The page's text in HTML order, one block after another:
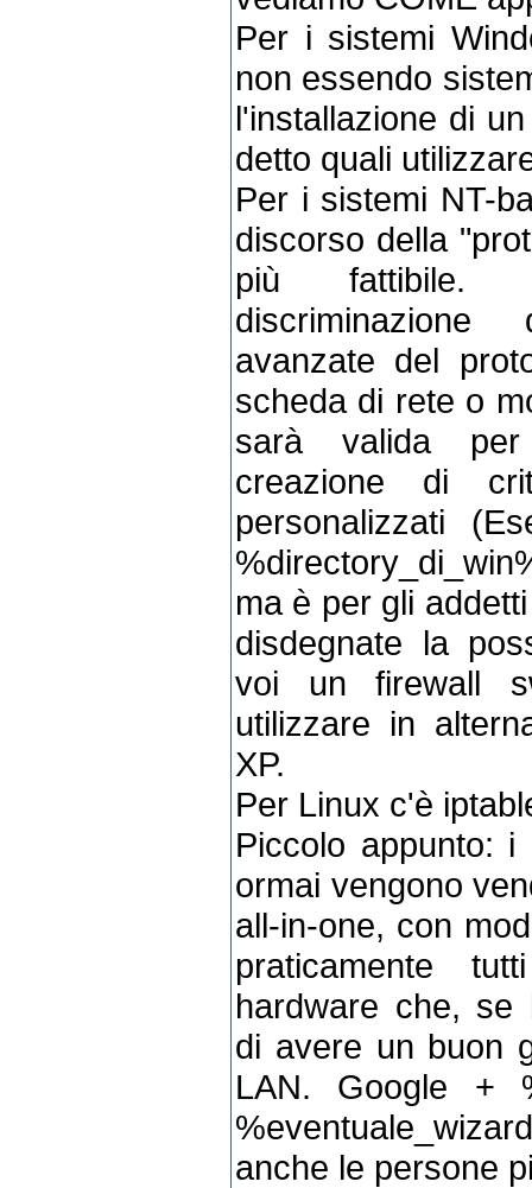
Per i sistemi
non essendo
l'installazione di
detto quali
Per i sistemi NT-
discorso della
più fattibile.
avanzate del
scheda di rete o
sarà valida per
creazione di
personalizzati
ma è per gli
disdegnate la
voi un firewall
utilizzare in
XP.
Per Linux c'è
Piccolo appunto:
ormai vengono
all-in-one, con
praticamente
hardware che, se
di avere un buon
LAN. Google +
anche le persone